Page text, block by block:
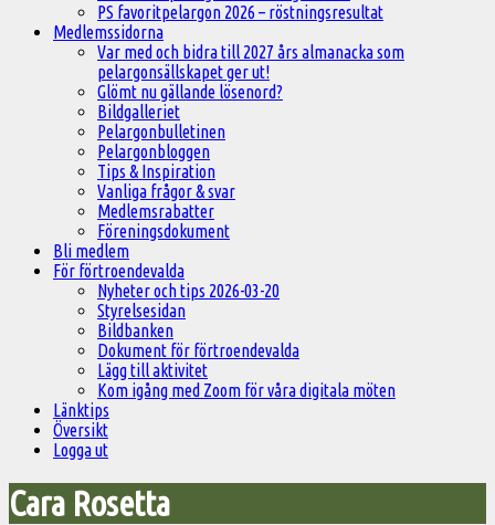
PS favoritpelargon 2026 – röstningsresultat
Medlemssidorna
Var med och bidra till 2027 års almanacka som
pelargonsällskapet ger ut!
Glömt nu gällande lösenord?
Bildgalleriet
Pelargonbulletinen
Pelargonbloggen
Tips & Inspiration
Vanliga frågor & svar
Medlemsrabatter
Föreningsdokument
Bli medlem
För förtroendevalda
Nyheter och tips 2026-03-20
Styrelsesidan
Bildbanken
Dokument för förtroendevalda
Lägg till aktivitet
Kom igång med Zoom för våra digitala möten
Länktips
Översikt
Logga ut
Cara Rosetta